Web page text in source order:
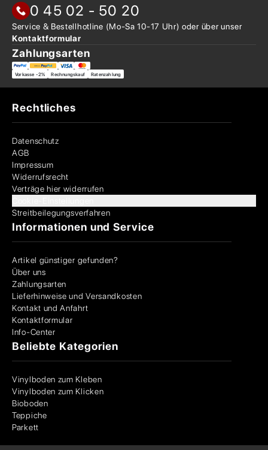
0 45 02 - 50 20
Service & Bestellhotline (Mo-Sa 10-17 Uhr) oder überunser
Kontaktformular
Zahlungsarten
Vorkasse -2% Rechnungskauf Ratenzahlung
Rechtliches
Datenschutz
AGB
Impressum
Widerrufsrecht
Verträge hier widerrufen
Streitbeilegungsverfahren
Informationen und Service
Artikel günstiger gefunden?
Über uns
Zahlungsarten
Lieferhinweise und Versandkosten
Kontakt und Anfahrt
Kontaktformular
Info-Center
Beliebte Kategorien
Vinylboden zum Kleben
Vinylboden zum Klicken
Bioboden
Teppiche
Parkett